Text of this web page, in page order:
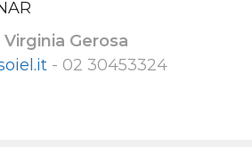
Virginia Gerosa
- 02 30453324